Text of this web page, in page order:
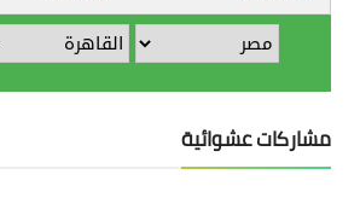
مشاركات عشوائية